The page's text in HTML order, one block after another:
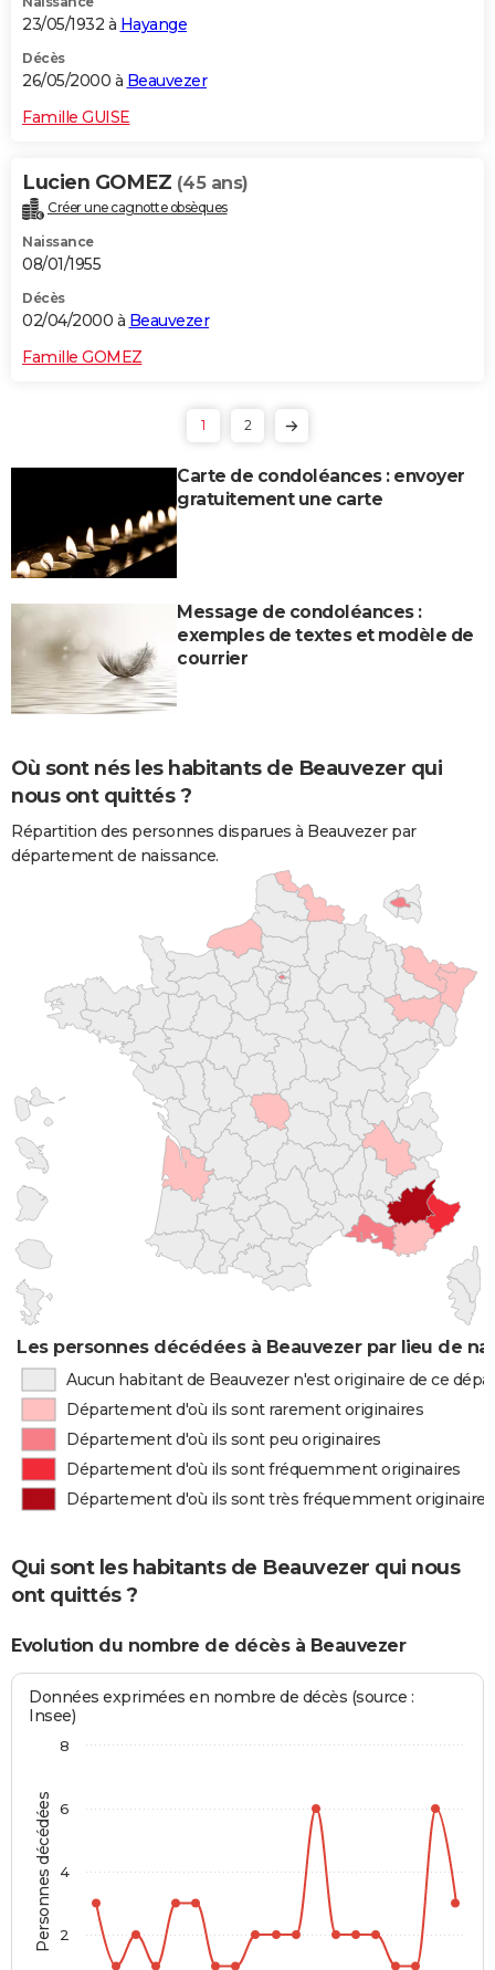
23/05/1932 à Hayange
Décès
26/05/2000 à Beauvezer
Famille GUISE
Lucien GOMEZ (45 ans)
Créer une cagnotte obsèques
Naissance
08/01/1955
Décès
02/04/2000 à Beauvezer
Famille GOMEZ
1 2
Carte de condoléances : envoyer
gratuitement une carte
Message de condoléances :
exemples de textes et modèle de
courrier
Où sont nés les habitants de Beauvezer qui
nous ont quittés ?
Répartition des personnes disparues à Beauvezer par
département de naissance.
Les personnes décédées à Beauvezer par lieu de
Aucun habitant de Beauvezer n'est originaire de ce
Département d'où ils sont rarement originaires
Département d'où ils sont peu originaires
Département d'où ils sont fréquemment originaires
Département d'où ils sont très fréquemment originaires
Qui sont les habitants de Beauvezer qui nous
ont quittés ?
Evolution du nombre de décès à Beauvezer
Personnes décédées
Données exprimées en nombre de décès (source :
Insee)
2
4
6
8